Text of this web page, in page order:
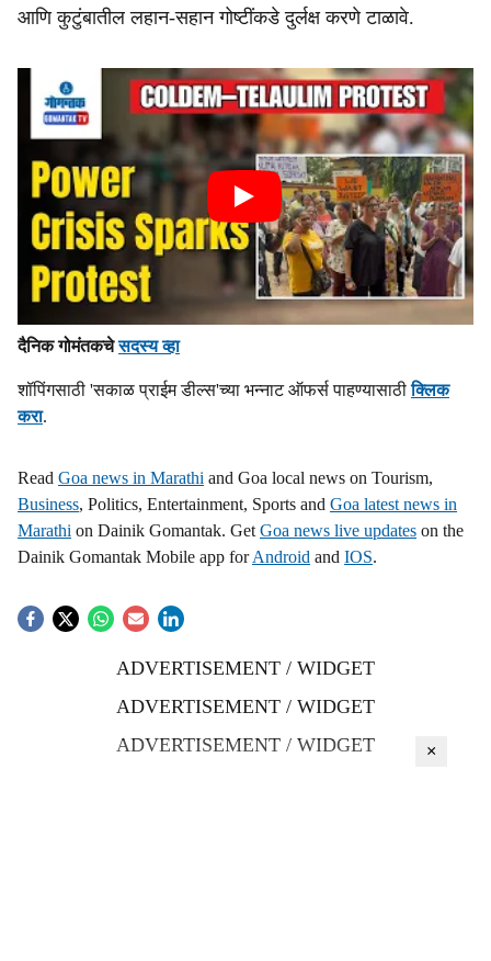
आणि कुटुंबातील लहान-सहान गोष्टींकडे दुर्लक्ष करणे टाळावे.
दैनिक गोमंतकचेसदस्य व्हा
शॉपिंगसाठी 'सकाळ प्राईम डील्स'च्या भन्नाट ऑफर्स पाहण्यासाठीक्लिक
करा.
Read Goa news in Marathi and Goa local news on Tourism,
Business, Politics, Entertainment, Sports and Goa latest news in
Marathi on Dainik Gomantak. Get Goa news live updates on the
Dainik Gomantak Mobile app forAndroid and IOS.
ADVERTISEMENT / WIDGET
ADVERTISEMENT / WIDGET
ADVERTISEMENT / WIDGET
×